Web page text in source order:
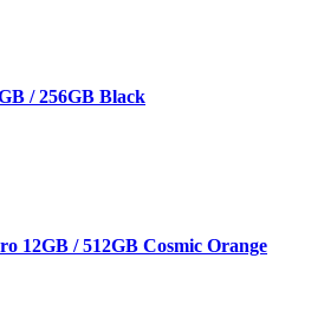
/ 256GB Black
12GB / 512GB Cosmic Orange